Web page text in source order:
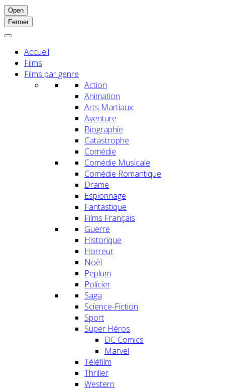
Open
Fermer
Accueil
Films
Films par genre
Action
Animation
Arts Martiaux
Aventure
Biographie
Catastrophe
Comédie
Comédie Musicale
Comédie Romantique
Drame
Espionnage
Fantastique
Films Français
Guerre
Historique
Horreur
Noël
Peplum
Policier
Saga
Science-Fiction
Sport
Super Héros
DC Comics
Marvel
Téléfilm
Thriller
Western